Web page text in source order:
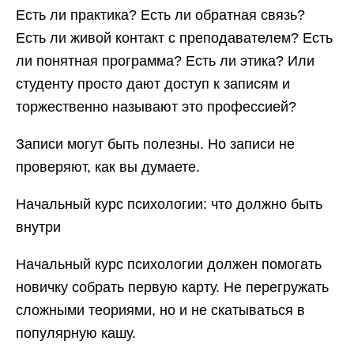
Есть ли практика? Есть ли обратная связь?
Есть ли живой контакт с преподавателем? Есть
ли понятная программа? Есть ли этика? Или
студенту просто дают доступ к записям и
торжественно называют это профессией?
Записи могут быть полезны. Но записи не
проверяют, как вы думаете.
Начальный курс психологии: что должно быть
внутри
Начальный курс психологии должен помогать
новичку собрать первую карту. Не перегружать
сложными теориями, но и не скатываться в
популярную кашу.